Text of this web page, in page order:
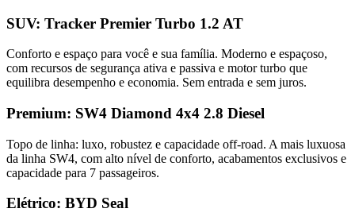
SUV: Tracker Premier Turbo 1.2 AT
Conforto e espaço para você e sua família. Moderno e espaçoso,
com recursos de segurança ativa e passiva e motor turbo que
equilibra desempenho e economia. Sem entrada e sem juros.
Premium: SW4 Diamond 4x4 2.8 Diesel
Topo de linha: luxo, robustez e capacidade off-road. A mais luxuosa
da linha SW4, com alto nível de conforto, acabamentos exclusivos e
capacidade para 7 passageiros.
Elétrico: BYD Seal